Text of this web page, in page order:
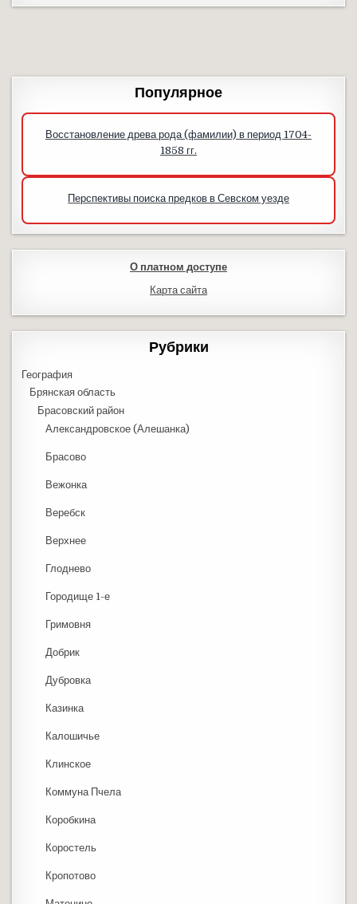
Популярное
Восстановление древа рода (фамилии) в период 1704-
1858 гг.
Перспективы поиска предков в Севском уезде
О платном доступе
Карта сайта
Рубрики
География
Брянская область
Брасовский район
Александровское (Алешанка)
Брасово
Вежонка
Веребск
Верхнее
Глоднево
Городище 1-е
Гримовня
Добрик
Дубровка
Казинка
Калошичье
Клинское
Коммуна Пчела
Коробкина
Коростель
Кропотово